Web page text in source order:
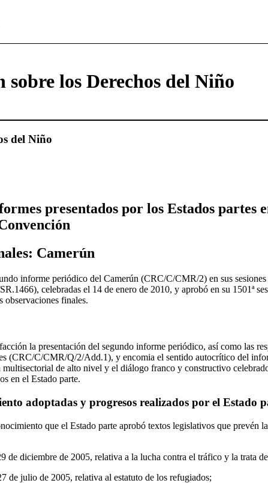
sobre los Derechos del Niño
del Niño
presentados por los Estados partes
Camerún
informe periódico del Camerún (CRC/C/CMR/2) en sus sesiones
celebradas el 14 de enero de 2010, y aprobó en su 1501ª
observaciones finales.
la presentación del segundo informe periódico, así como las
(CRC/C/CMR/Q/2/Add.1), y encomia el sentido autocrítico del
multisectorial de alto nivel y el diálogo franco y constructivo
en el Estado parte.
adoptadas y progresos realizados por el Estado
que el Estado parte aprobó textos legislativos que prevén
de diciembre de 2005, relativa a la lucha contra el tráfico y la trata
de julio de 2005, relativa al estatuto de los refugiados;